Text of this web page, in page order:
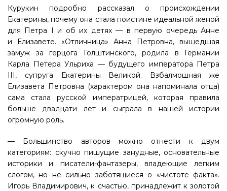
Курукин подробно рассказал о происхождении
Екатерины, почему она стала поистине идеальной женой
для Петра I и об их детях — в первую очередь Анне
и Елизавете. «Отличница» Анна Петровна, вышедшая
замуж за герцога Голштинского, родила в Германии
Карла Петера Ульриха — будущего императора Петра
III, супруга Екатерины Великой. Взбалмошная же
Елизавета Петровна (характером она напоминала отца)
сама стала русской императрицей, которая правила
больше двадцати лет и сыграла в нашей истории
огромную роль.
— Большинство авторов можно отнести к двум
категориям: скучно пишущие занудные, основательные
историки и писатели-фантазеры, владеющие легким
слогом, но не сильно заботящиеся о «чистоте факта».
Игорь Владимирович, к счастью, принадлежит к золотой